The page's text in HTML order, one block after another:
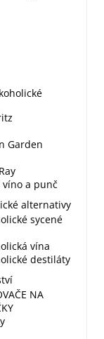
Garden
víno a punč
alternativy
sycené
vína
destiláty
NA